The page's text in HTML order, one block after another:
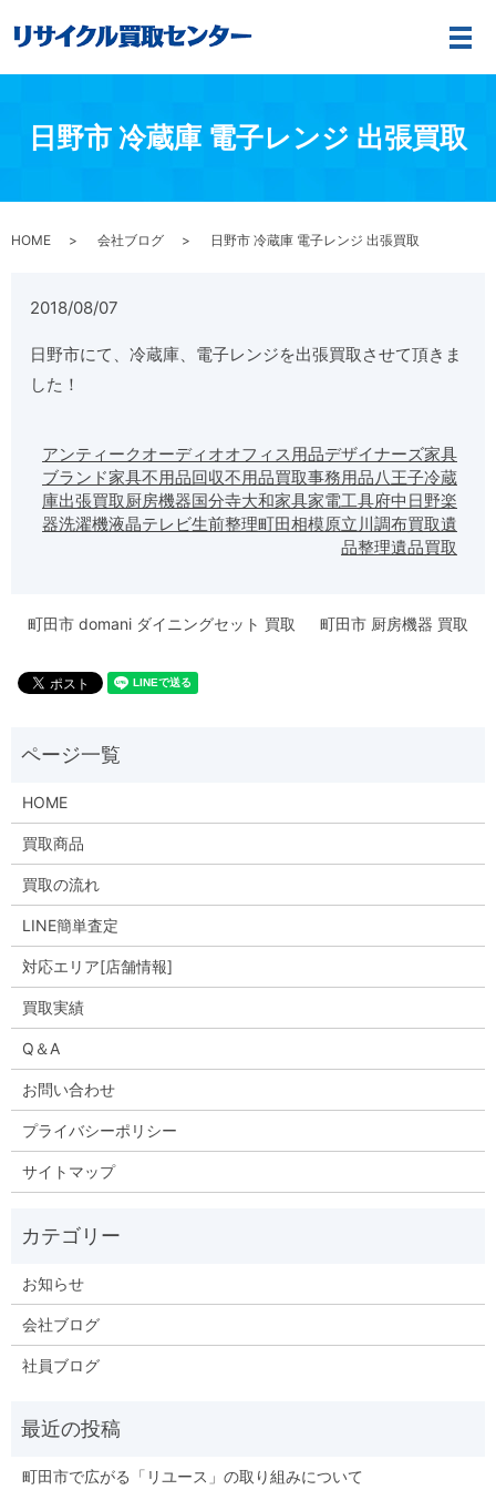
メ
日野市 冷蔵庫 電子レンジ 出張買取
HOME 会社ブログ 日野市 冷蔵庫 電子レンジ 出張買取
2018/08/07
日野市にて、冷蔵庫、電子レンジを出張買取させて頂きま
した！
アンティークオーディオオフィス用品デザイナーズ家具
ブランド家具不用品回収不用品買取事務用品八王子冷蔵
庫出張買取 厨房機器国分寺大和家具家電工具府中 日野楽
器洗濯機液晶テレビ生前整理町田相模原立川調布買取遺
品整理遺品買取
町田市 domani ダイニングセット 買取 町田市 厨房機器 買取
HOME
買取商品
買取の流れ
LINE簡単査定
対応エリア[店舗情報]
買取実績
Q＆A
お問い合わせ
プライバシーポリシー
サイトマップ
お知らせ
会社ブログ
社員ブログ
町田市で広がる「リユース」の取り組みについて